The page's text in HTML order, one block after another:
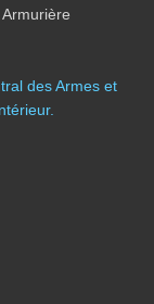
des Armes et